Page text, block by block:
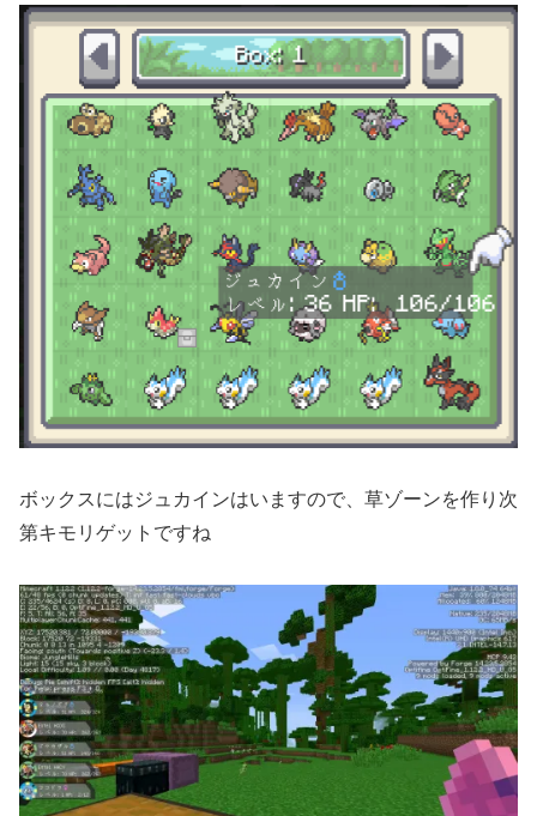
ボックスにはジュカインはいますので、草ゾーンを作り次
第キモリゲットですね